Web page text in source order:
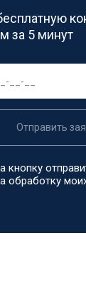
за 5 минут
Отправить
кнопку
обработку